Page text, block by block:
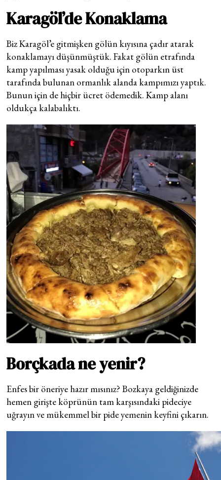
Karagöl’de Konaklama
Biz Karagöl’e gitmişken gölün kıyısına çadır atarak
konaklamayı düşünmüştük. Fakat gölün etrafında
kamp yapılması yasak olduğu için otoparkın üst
tarafında bulunan ormanlık alanda kampımızı yaptık.
Bunun için de hiçbir ücret ödemedik. Kamp alanı
oldukça kalabalıktı.
Borçkada ne yenir?
Enfes bir öneriye hazır mısınız? Bozkaya geldiğinizde
hemen girişte köprünün tam karşısındaki pideciye
uğrayın ve mükemmel bir pide yemenin keyfini çıkarın.